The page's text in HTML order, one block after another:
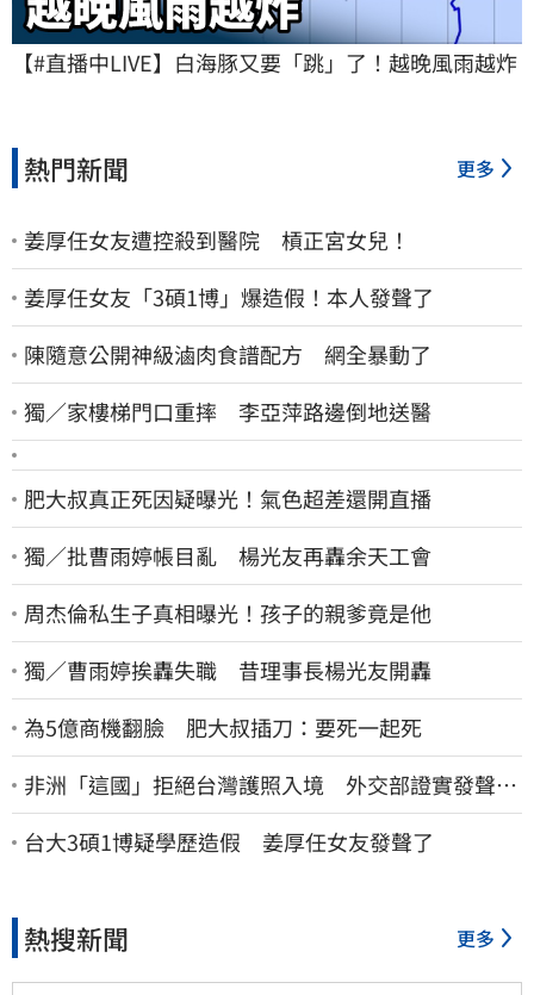
【#直播中LIVE】白海豚又要「跳」了！越晚風雨越炸
熱門新聞 更多
姜厚任女友遭控殺到醫院 槓正宮女兒！
姜厚任女友「3碩1博」爆造假！本人發聲了
陳隨意公開神級滷肉食譜配方 網全暴動了
獨／家樓梯門口重摔 李亞萍路邊倒地送醫
肥大叔真正死因疑曝光！氣色超差還開直播
獨／批曹雨婷帳目亂 楊光友再轟余天工會
周杰倫私生子真相曝光！孩子的親爹竟是他
獨／曹雨婷挨轟失職 昔理事長楊光友開轟
為5億商機翻臉 肥大叔插刀：要死一起死
非洲「這國」拒絕台灣護照入境 外交部證實發聲
了：持續交涉聯繫
台大3碩1博疑學歷造假 姜厚任女友發聲了
熱搜新聞 更多